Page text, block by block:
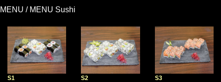
MENU / MENU Sushi
S1
S2
S3